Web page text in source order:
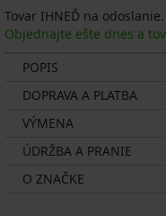
Tovar IHNEĎ na odoslanie.
Objednajte ešte dnes a
POPIS
DOPRAVA A PLATBA
VÝMENA
ÚDRŽBA A PRANIE
O ZNAČKE